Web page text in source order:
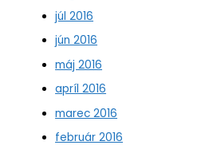
júl 2016
jún 2016
máj 2016
apríl 2016
marec 2016
február 2016